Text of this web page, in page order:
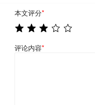
本文评分*
评论内容*